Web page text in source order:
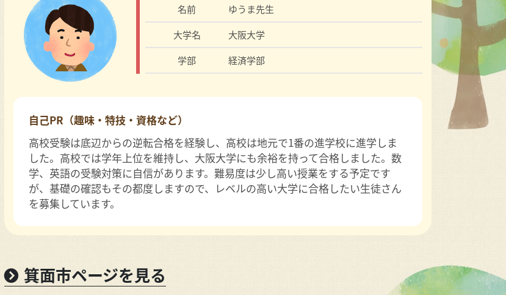
名前
ゆうま先生
大学名
大阪大学
学部
経済学部
自己PR（趣味・特技・資格など）
高校受験は底辺からの逆転合格を経験し、高校は地元で1番の進学校に進学しま
した。高校では学年上位を維持し、大阪大学にも余裕を持って合格しました。数
学、英語の受験対策に自信があります。難易度は少し高い授業をする予定です
が、基礎の確認もその都度しますので、レベルの高い大学に合格したい生徒さん
を募集しています。
箕面市ページを見る